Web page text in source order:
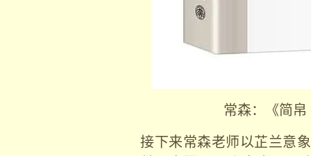
常森：《简
接下来常森老师以芷兰意